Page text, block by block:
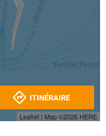
Leaflet | Map ©2026 HERE
ITINÉRAIRE